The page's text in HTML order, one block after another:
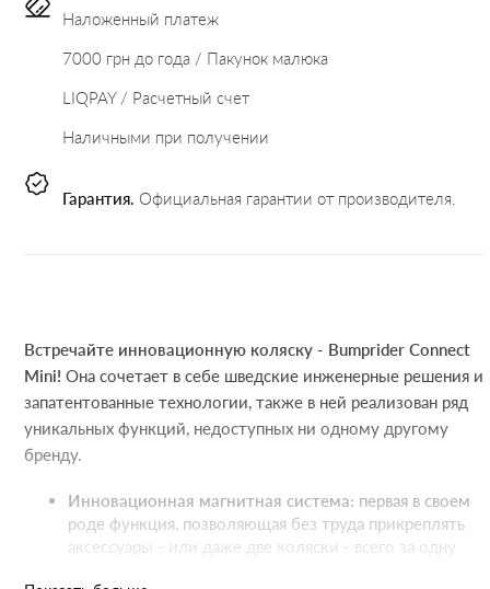
Встречайте инновационную коляску - Bumprider Connect
Mini! Она сочетает в себе шведские инженерные решения и
запатентованные технологии, также в ней реализован ряд
уникальных функций, недоступных ни одному другому
бренду.
Инновационная магнитная система: первая в своем
роде функция, позволяющая без труда прикреплять
аксессуары - или даже две коляски - всего за одну
Наложенный платеж
7000 грн до года / Пакунок малюка
LIQPAY / Расчетный счет
Наличными при получении
Гарантия. Официальная гарантии от производителя.